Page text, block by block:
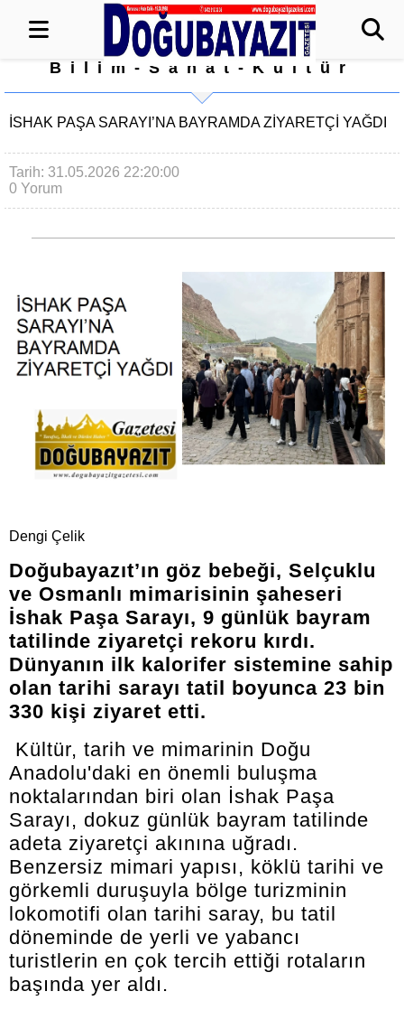
Bilim-Sanat-Kültür
İSHAK PAŞA SARAYI’NA BAYRAMDA ZİYARETÇİ YAĞDI
Tarih: 31.05.2026 22:20:00
0 Yorum
Dengi Çelik
Doğubayazıt’ın göz bebeği, Selçuklu
ve Osmanlı mimarisinin şaheseri
İshak Paşa Sarayı, 9 günlük bayram
tatilinde ziyaretçi rekoru kırdı.
Dünyanın ilk kalorifer sistemine sahip
olan tarihi sarayı tatil boyunca 23 bin
330 kişi ziyaret etti.
Kültür, tarih ve mimarinin Doğu
Anadolu'daki en önemli buluşma
noktalarından biri olan İshak Paşa
Sarayı, dokuz günlük bayram tatilinde
adeta ziyaretçi akınına uğradı.
Benzersiz mimari yapısı, köklü tarihi ve
görkemli duruşuyla bölge turizminin
lokomotifi olan tarihi saray, bu tatil
döneminde de yerli ve yabancı
turistlerin en çok tercih ettiği rotaların
başında yer aldı.